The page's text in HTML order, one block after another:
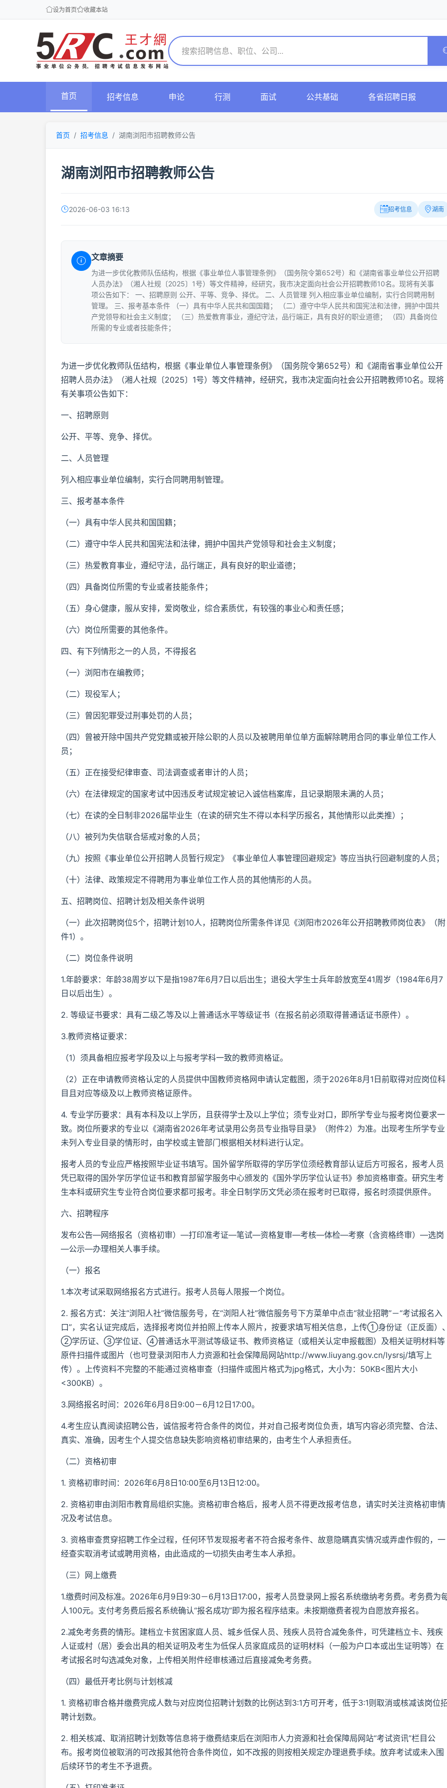
设为首页 收藏本站
首页 招考信息 申论 行测 面试 公共基础 各省招聘日报
首页 招考信息 湖南浏阳市招聘教师公告
湖南浏阳市招聘教师公告
2026-06-03 16:13 招考信息 湖南
文章摘要
为进一步优化教师队伍结构，根据《事业单位人事管理条例》（国务院令第652号）和《湖南省事业单位公开招聘
人员办法》（湘人社规〔2025〕1号）等文件精神，经研究，我市决定面向社会公开招聘教师10名。现将有关事
项公告如下： 一、招聘原则 公开、平等、竞争、择优。 二、人员管理 列入相应事业单位编制，实行合同聘用制
管理。 三、报考基本条件 （一）具有中华人民共和国国籍； （二）遵守中华人民共和国宪法和法律，拥护中国共
产党领导和社会主义制度； （三）热爱教育事业，遵纪守法，品行端正，具有良好的职业道德； （四）具备岗位
所需的专业或者技能条件；
为进一步优化教师队伍结构，根据《事业单位人事管理条例》（国务院令第652号）和《湖南省事业单位公开
招聘人员办法》（湘人社规〔2025〕1号）等文件精神，经研究，我市决定面向社会公开招聘教师10名。现将
有关事项公告如下：
一、招聘原则
公开、平等、竞争、择优。
二、人员管理
列入相应事业单位编制，实行合同聘用制管理。
三、报考基本条件
（一）具有中华人民共和国国籍；
（二）遵守中华人民共和国宪法和法律，拥护中国共产党领导和社会主义制度；
（三）热爱教育事业，遵纪守法，品行端正，具有良好的职业道德；
（四）具备岗位所需的专业或者技能条件；
（五）身心健康，服从安排，爱岗敬业，综合素质优，有较强的事业心和责任感；
（六）岗位所需要的其他条件。
四、有下列情形之一的人员，不得报名
（一）浏阳市在编教师；
（二）现役军人；
（三）曾因犯罪受过刑事处罚的人员；
（四）曾被开除中国共产党党籍或被开除公职的人员以及被聘用单位单方面解除聘用合同的事业单位工作人
员；
（五）正在接受纪律审查、司法调查或者审计的人员；
（六）在法律规定的国家考试中因违反考试规定被记入诚信档案库，且记录期限未满的人员；
（七）在读的全日制非2026届毕业生（在读的研究生不得以本科学历报名，其他情形以此类推）；
（八）被列为失信联合惩戒对象的人员；
（九）按照《事业单位公开招聘人员暂行规定》《事业单位人事管理回避规定》等应当执行回避制度的人员；
（十）法律、政策规定不得聘用为事业单位工作人员的其他情形的人员。
五、招聘岗位、招聘计划及相关条件说明
（一）此次招聘岗位5个，招聘计划10人，招聘岗位所需条件详见《浏阳市2026年公开招聘教师岗位表》（附
件1）。
（二）岗位条件说明
1.年龄要求：年龄38周岁以下是指1987年6月7日以后出生；退役大学生士兵年龄放宽至41周岁（1984年6月7
日以后出生）。
2. 等级证书要求：具有二级乙等及以上普通话水平等级证书（在报名前必须取得普通话证书原件）。
3.教师资格证要求：
（1）须具备相应报考学段及以上与报考学科一致的教师资格证。
（2）正在申请教师资格认定的人员提供中国教师资格网申请认定截图，须于2026年8月1日前取得对应岗位科
目且对应等级及以上教师资格证原件。
4. 专业学历要求：具有本科及以上学历，且获得学士及以上学位；须专业对口，即所学专业与报考岗位要求一
致。岗位所要求的专业以《湖南省2026年考试录用公务员专业指导目录》（附件2）为准。出现考生所学专业
未列入专业目录的情形时，由学校或主管部门根据相关材料进行认定。
报考人员的专业应严格按照毕业证书填写。国外留学所取得的学历学位须经教育部认证后方可报名，报考人员
凭已取得的国外学历学位证书和教育部留学服务中心颁发的《国外学历学位认证书》参加资格审查。研究生考
生本科或研究生专业符合岗位要求都可报考。非全日制学历文凭必须在报考时已取得，报名时须提供原件。
六、招聘程序
发布公告—网络报名（资格初审）—打印准考证—笔试—资格复审—考核—体检—考察（含资格终审）—选岗
—公示—办理相关人事手续。
（一）报名
1.本次考试采取网络报名方式进行。报考人员每人限报一个岗位。
2. 报名方式：关注“浏阳人社”微信服务号，在“浏阳人社”微信服务号下方菜单中点击“就业招聘”－“考试报名入
口”，实名认证完成后，选择报考岗位并拍照上传本人照片，按要求填写相关信息，上传①身份证（正反面）
②学历证、③学位证、④普通话水平测试等级证书、教师资格证（或相关认定申报截图）及相关证明材料等
原件扫描件或图片（也可登录浏阳市人力资源和社会保障局网站http://www.liuyang.gov.cn/lysrsj/填写上
传）。上传资料不完整的不能通过资格审查（扫描件或图片格式为jpg格式，大小为：50KB<图片大小
<300KB）。
3.网络报名时间：2026年6月8日9:00－6月12日17:00。
4.考生应认真阅读招聘公告，诚信报考符合条件的岗位，并对自己报考岗位负责，填写内容必须完整、合法、
真实、准确，因考生个人提交信息缺失影响资格初审结果的，由考生个人承担责任。
（二）资格初审
1. 资格初审时间：2026年6月8日10:00至6月13日12:00。
2. 资格初审由浏阳市教育局组织实施。资格初审合格后，报考人员不得更改报考信息，请实时关注资格初审情
况及考试信息。
3. 资格审查贯穿招聘工作全过程，任何环节发现报考者不符合报考条件、故意隐瞒真实情况或弄虚作假的，一
经查实取消考试或聘用资格，由此造成的一切损失由考生本人承担。
（三）网上缴费
1.缴费时间及标准。2026年6月9日9:30－6月13日17:00，报考人员登录网上报名系统缴纳考务费。考务费为
人100元。支付考务费后报名系统确认“报名成功”即为报名程序结束。未按期缴费者视为自愿放弃报名。
2.减免考务费的情形。建档立卡贫困家庭人员、城乡低保人员、残疾人员符合减免条件，可凭建档立卡、残疾
人证或村（居）委会出具的相关证明及考生为低保人员家庭成员的证明材料（一般为户口本或出生证明等）在
考试报名时勾选减免对象，上传相关附件经审核通过后直接减免考务费。
（四）最低开考比例与计划核减
1. 资格初审合格并缴费完成人数与对应岗位招聘计划数的比例达到3:1方可开考，低于3:1则取消或核减该岗位
聘计划数。
2. 相关核减、取消招聘计划数等信息将于缴费结束后在浏阳市人力资源和社会保障局网站“考试资讯”栏目公
布。报考岗位被取消的可改报其他符合条件岗位，如不改报的则按相关规定办理退费手续。放弃考试或未入围
后续环节的考生不予退费。